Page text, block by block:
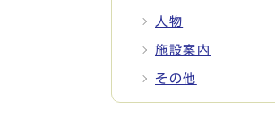
人物
施設案内
その他